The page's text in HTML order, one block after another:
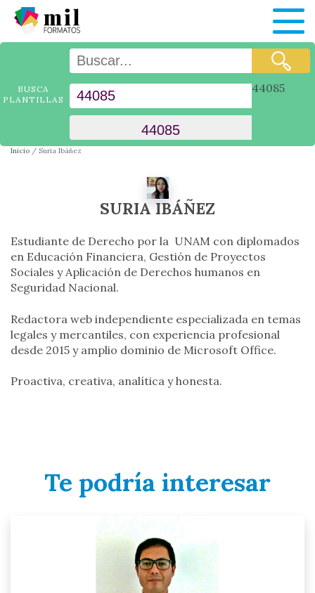
BUSCA
PLANTILLAS
44085
Inicio Suria Ibáñez
SURIA IBÁÑEZ
Estudiante de Derecho por la UNAM con diplomados
en Educación Financiera, Gestión de Proyectos
Sociales y Aplicación de Derechos humanos en
Seguridad Nacional.
Redactora web independiente especializada en temas
legales y mercantiles, con experiencia profesional
desde 2015 y amplio dominio de Microsoft Office.
Proactiva, creativa, analítica y honesta.
Te podría interesar